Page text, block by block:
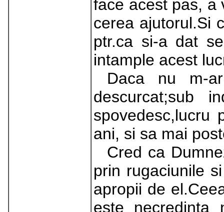
face acest pas, a
cerea ajutorul.Si
ptr.ca si-a dat
intample acest
Daca nu m-
descurcat;sub
spovedesc,lucru
ani, si sa mai
Cred ca
prin rugaciunile
apropii de
este necredinta